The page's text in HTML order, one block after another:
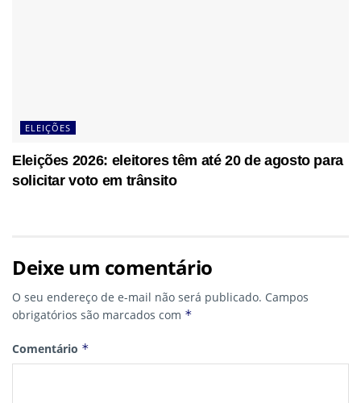
ELEIÇÕES
Eleições 2026: eleitores têm até 20 de agosto para
solicitar voto em trânsito
Deixe um comentário
O seu endereço de e-mail não será publicado. Campos
obrigatórios são marcados com *
Comentário *